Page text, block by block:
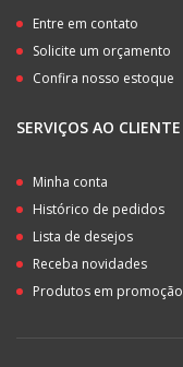
Entre em contato
Solicite um orçamento
Confira nosso estoque
SERVIÇOS AO CLIENTE
Minha conta
Histórico de pedidos
Lista de desejos
Receba novidades
Produtos em promoção